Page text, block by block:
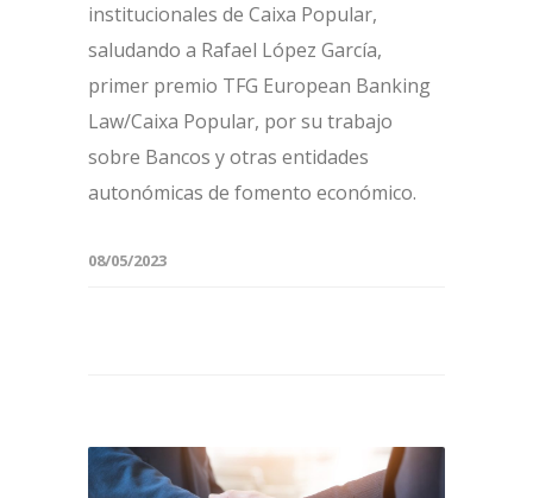
institucionales de Caixa Popular,
saludando a Rafael López García,
primer premio TFG European Banking
Law/Caixa Popular, por su trabajo
sobre Bancos y otras entidades
autonómicas de fomento económico.
08/05/2023